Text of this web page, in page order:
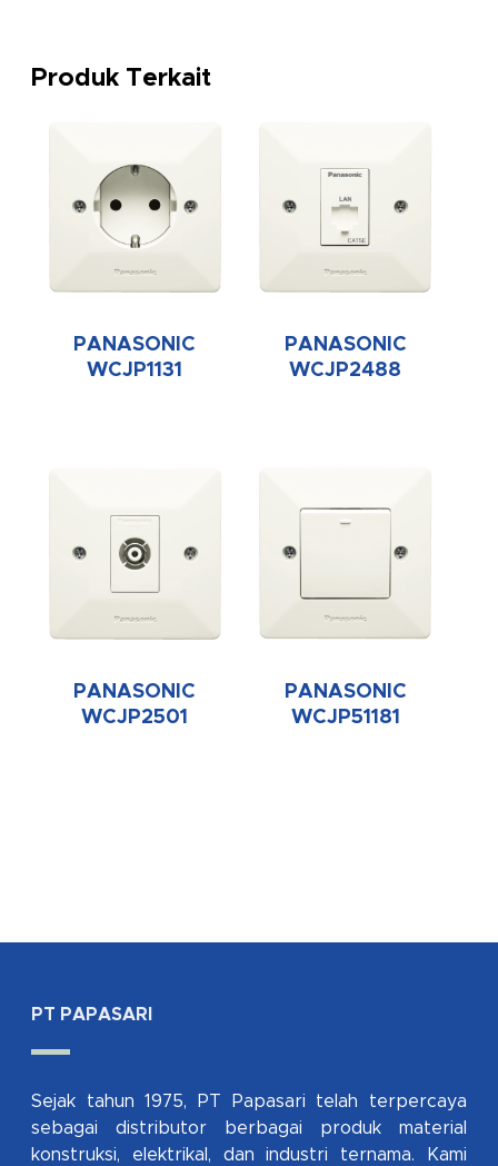
Produk Terkait
PANASONIC
WCJP1131
PANASONIC
WCJP2488
PANASONIC
WCJP2501
PANASONIC
WCJP51181
PT PAPASARI
Sejak tahun 1975, PT Papasari telah terpercaya
sebagai distributor berbagai produk material
konstruksi, elektrikal, dan industri ternama. Kami